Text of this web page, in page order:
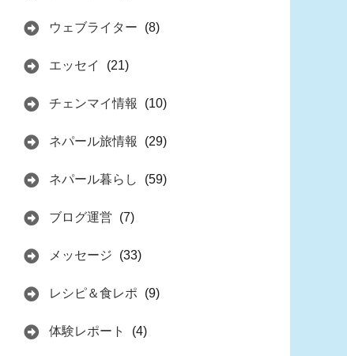
ウェブライター (8)
エッセイ (21)
チェンマイ情報 (10)
ネパール旅情報 (29)
ネパール暮らし (59)
ブログ運営 (7)
メッセージ (33)
レシピ＆食レポ (9)
体験レポート (4)